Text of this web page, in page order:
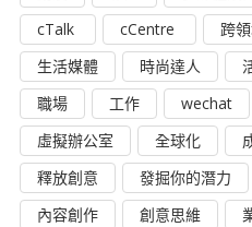
cTalk
cCentre 跨
生活媒體
時尚達人
職場
工作 wechat
虛擬辦公室
全球化
釋放創意
發掘你的潛力
內容創作
創意思維